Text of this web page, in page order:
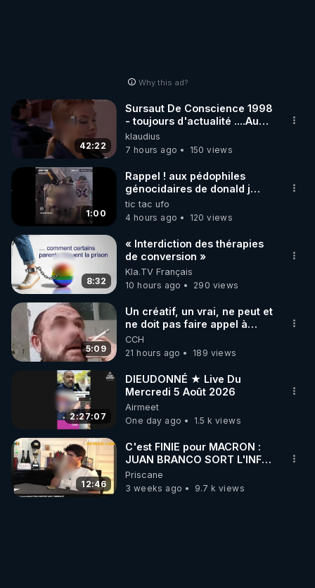
Why this ad?
42:22
Sursaut De Conscience 1998
- toujours d'actualité ....Au
Dela Du Réel
klaudius
7 hours ago
150 views
1:00
Rappel ! aux pédophiles
génocidaires de donald j
trump et ses supporters
trumpistes 424et 666.
tic tac ufo
4 hours ago
120 views
8:32
« Interdiction des thérapies
de conversion »
Kla.TV Français
10 hours ago
290 views
5:09
Un créatif, un vrai, ne peut et
ne doit pas faire appel à
l'intelligence artificielle
CCH
21 hours ago
189 views
2:27:07
DIEUDONNÉ ★ Live Du
Mercredi 5 Août 2026
Airmeet
One day ago
1.5 k views
12:46
C'est FINIE pour MACRON :
JUAN BRANCO SORT L'INFO
ULTIME JAMAIS RÉVÈLÉ !les
Priscane
3 weeks ago
9.7 k views